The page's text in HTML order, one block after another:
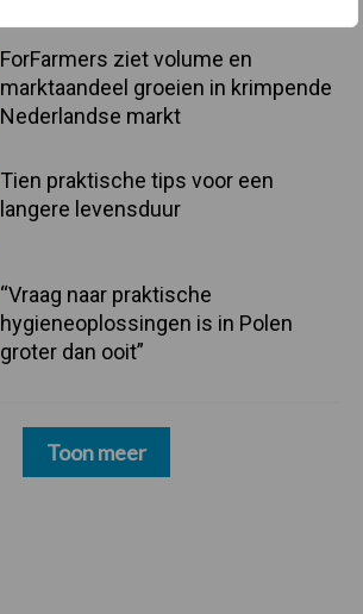
ForFarmers ziet volume en
marktaandeel groeien in krimpende
Nederlandse markt
Tien praktische tips voor een
langere levensduur
“Vraag naar praktische
hygieneoplossingen is in Polen
groter dan ooit”
Toon meer